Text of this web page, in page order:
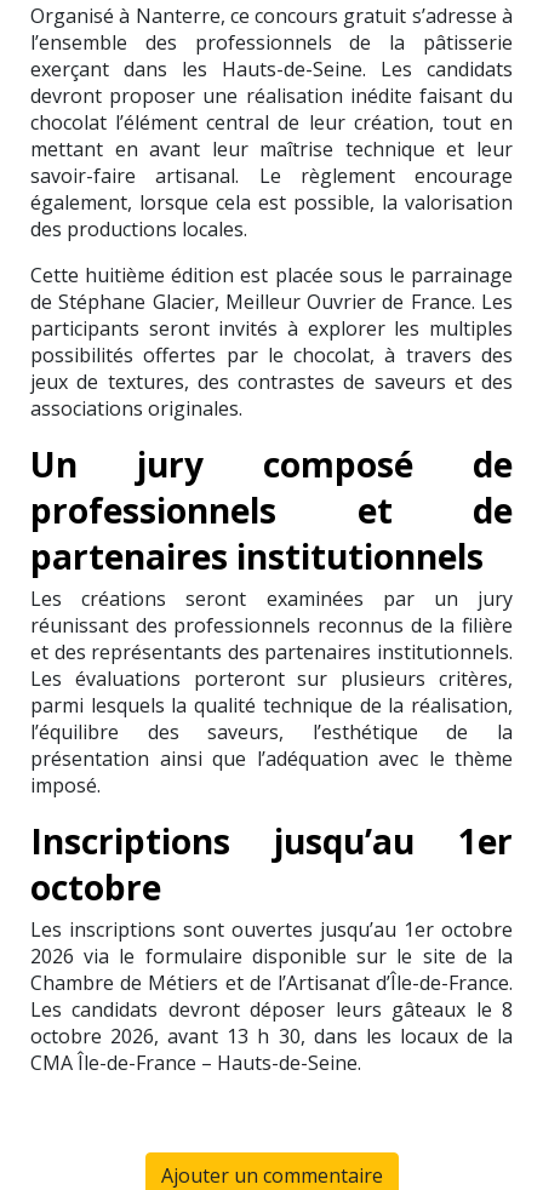
Organisé à Nanterre, ce concours gratuit s’adresse à
l’ensemble des professionnels de la pâtisserie
exerçant dans les Hauts-de-Seine. Les candidats
devront proposer une réalisation inédite faisant du
chocolat l’élément central de leur création, tout en
mettant en avant leur maîtrise technique et leur
savoir-faire artisanal. Le règlement encourage
également, lorsque cela est possible, la valorisation
des productions locales.
Cette huitième édition est placée sous le parrainage
de Stéphane Glacier, Meilleur Ouvrier de France. Les
participants seront invités à explorer les multiples
possibilités offertes par le chocolat, à travers des
jeux de textures, des contrastes de saveurs et des
associations originales.
Un jury composé de
professionnels et de
partenaires institutionnels
Les créations seront examinées par un jury
réunissant des professionnels reconnus de la filière
et des représentants des partenaires institutionnels.
Les évaluations porteront sur plusieurs critères,
parmi lesquels la qualité technique de la réalisation,
l’équilibre des saveurs, l’esthétique de la
présentation ainsi que l’adéquation avec le thème
imposé.
Inscriptions jusqu’au 1er
octobre
Les inscriptions sont ouvertes jusqu’au 1er octobre
2026 via le formulaire disponible sur le site de la
Chambre de Métiers et de l’Artisanat d’Île-de-France.
Les candidats devront déposer leurs gâteaux le 8
octobre 2026, avant 13 h 30, dans les locaux de la
CMA Île-de-France – Hauts-de-Seine.
Ajouter un commentaire